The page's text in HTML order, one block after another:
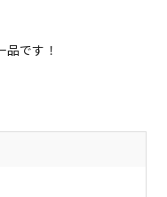
です！